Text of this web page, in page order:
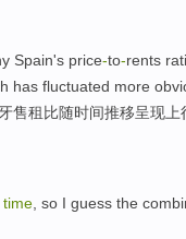
Spain's price-to-rents
has fluctuated more
售租 比随时间推移呈现
time so I guess the